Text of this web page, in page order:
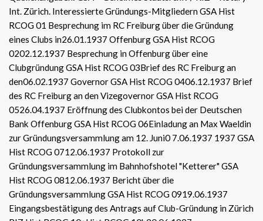
Int. Zürich. Interessierte Gründungs-Mitgliedern GSA Hist
RCOG 01 Besprechung im RC Freiburg über die Gründung
eines Clubs in26.01.1937 Offenburg GSA Hist RCOG
0202.12.1937 Besprechung in Offenburg über eine
Clubgründung GSA Hist RCOG 03Brief des RC Freiburg an
den06.02.1937 Governor GSA Hist RCOG 0406.12.1937 Brief
des RC Freiburg an den Vizegovernor GSA Hist RCOG
0526.04.1937 Eröffnung des Clubkontos bei der Deutschen
Bank Offenburg GSA Hist RCOG 06Einladung an Max Waeldin
zur Gründungsversammlung am 12. Juni0 7.06.1937 1937 GSA
Hist RCOG 0712.06.1937 Protokoll zur
Gründungsversammlung im Bahnhofshotel "Ketterer" GSA
Hist RCOG 0812.06.1937 Bericht über die
Gründungsversammlung GSA Hist RCOG 0919.06.1937
Eingangsbestätigung des Antrags auf Club-Gründung in Zürich